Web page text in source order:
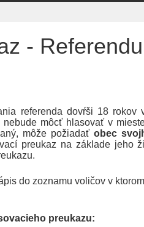
-
referenda dovŕši 18
môcť hlasovať v
môže požiadaťobec
preukaz na základe jeho
do zoznamu voličov v
preukazu: